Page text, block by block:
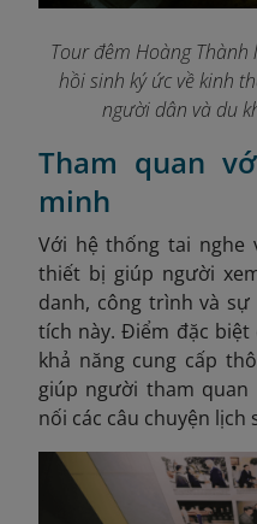
Tour đêm Hoàng
hồi sinh ký ức về kinh
người dân và du
Tham quan
minh
Với hệ thống tai nghe
thiết bị giúp người
danh, công trình và
tích này. Điểm đặc
khả năng cung cấp
giúp người tham
nối các câu chuyện